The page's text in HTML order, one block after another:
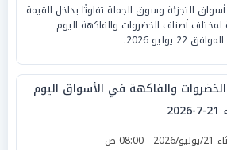
التجزئة وسوق الجملة تفاوتًا بداخل القيمة
لمختلف أصناف الخضروات والفاكهة اليوم
22 يوليو 2026.
والفاكهة في الأسواق اليوم
- 08:00 ص